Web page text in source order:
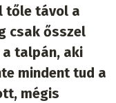
tőle távol a
csak ősszel
a talpán, aki
mindent tud a
mégis